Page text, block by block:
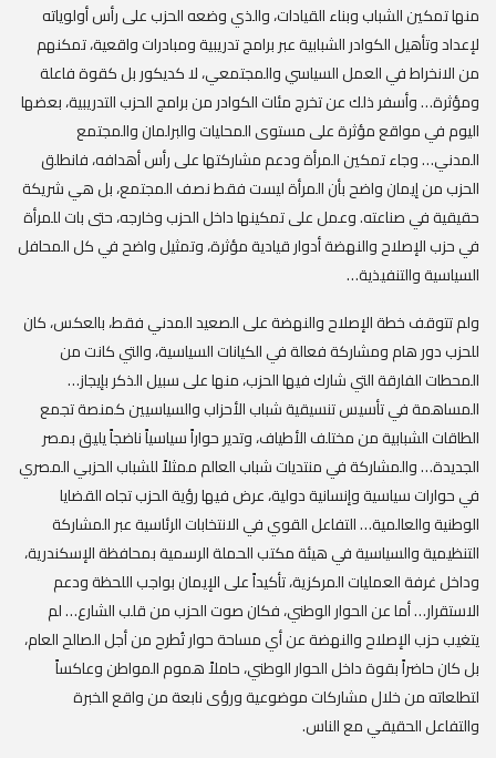
منها تمكين الشباب وبناء القيادات، والذي وضعه الحزب على رأس أولوياته
لإعداد وتأهيل الكوادر الشبابية عبر برامج تدريبية ومبادرات واقعية، تمكنهم
من الانخراط في العمل السياسي والمجتمعي، لا كديكور بل كقوة فاعلة
ومؤثرة… وأسفر ذلك عن تخرج مئات الكوادر من برامج الحزب التدريبية، بعضها
اليوم في مواقع مؤثرة على مستوى المحليات والبرلمان والمجتمع
المدني… وجاء تمكين المرأة ودعم مشاركتها على رأس أهدافه، فانطلق
الحزب من إيمان واضح بأن المرأة ليست فقط نصف المجتمع، بل هي شريكة
حقيقية في صناعته. وعمل على تمكينها داخل الحزب وخارجه، حتى بات للمرأة
في حزب الإصلاح والنهضة أدوار قيادية مؤثرة، وتمثيل واضح في كل المحافل
السياسية والتنفيذية…
ولم تتوقف خطة الإصلاح والنهضة على الصعيد المدني فقط، بالعكس، كان
للحزب دور هام ومشاركة فعالة في الكيانات السياسية، والتي كانت من
المحطات الفارقة التي شارك فيها الحزب، منها على سبيل الذكر بإيجاز…
المساهمة في تأسيس تنسيقية شباب الأحزاب والسياسيين كمنصة تجمع
الطاقات الشبابية من مختلف الأطياف، وتدير حواراً سياسياً ناضجاً يليق بمصر
الجديدة… والمشاركة في منتديات شباب العالم ممثلاً للشباب الحزبي المصري
في حوارات سياسية وإنسانية دولية، عرض فيها رؤية الحزب تجاه القضايا
الوطنية والعالمية… التفاعل القوي في الانتخابات الرئاسية عبر المشاركة
التنظيمية والسياسية في هيئة مكتب الحملة الرسمية بمحافظة الإسكندرية،
وداخل غرفة العمليات المركزية، تأكيداً على الإيمان بواجب اللحظة ودعم
الاستقرار… أما عن الحوار الوطني، فكان صوت الحزب من قلب الشارع… لم
يتغيب حزب الإصلاح والنهضة عن أي مساحة حوار تُطرح من أجل الصالح العام،
بل كان حاضراً بقوة داخل الحوار الوطني، حاملاً هموم المواطن وعاكساً
لتطلعاته من خلال مشاركات موضوعية ورؤى نابعة من واقع الخبرة
والتفاعل الحقيقي مع الناس.